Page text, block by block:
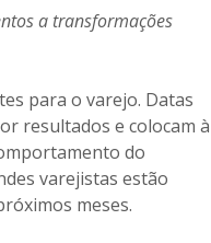
a transformações
para o varejo. Datas
resultados e colocam à
do
varejistas estão
meses.